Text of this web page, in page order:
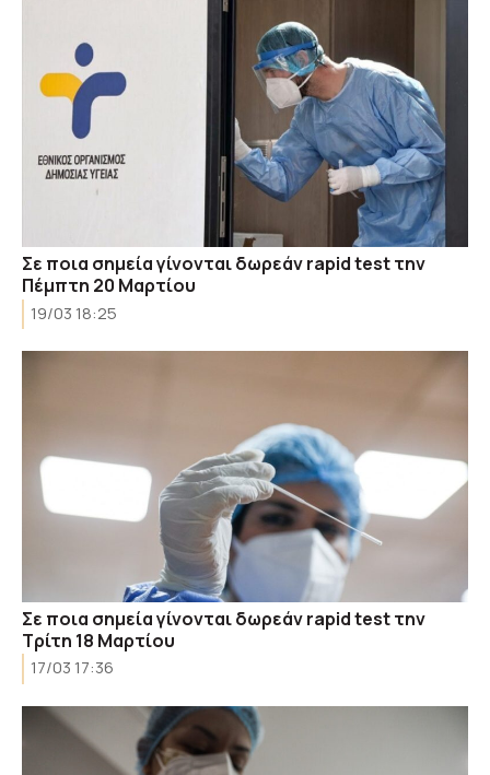
Σε ποια σημεία γίνονται δωρεάν rapid test την
Πέμπτη 20 Μαρτίου
19/03 18:25
Σε ποια σημεία γίνονται δωρεάν rapid test την
Τρίτη 18 Μαρτίου
17/03 17:36